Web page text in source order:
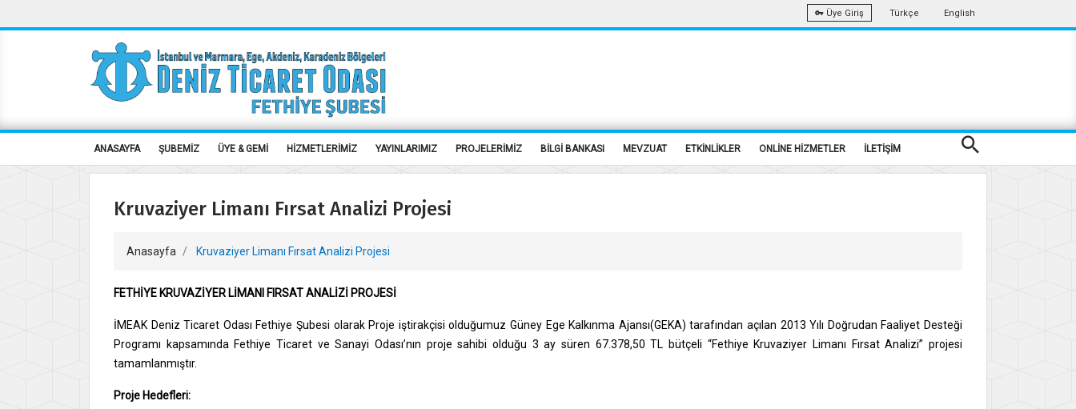
Üye Giriş Türkçe English
ANASAYFA ŞUBEMİZ ÜYE & GEMİ HİZMETLERİMİZ YAYINLARIMIZ PROJELERİMİZ BİLGİ BANKASI MEVZUAT ETKİNLİKLER ONLİNE HİZMETLER İLETİŞİM
Kruvaziyer Limanı Fırsat Analizi Projesi
Anasayfa Kruvaziyer Limanı Fırsat Analizi Projesi
FETHİYE KRUVAZİYER LİMANI FIRSAT ANALİZİ PROJESİ
İMEAK Deniz Ticaret Odası Fethiye Şubesi olarak Proje iştirakçisi olduğumuz Güney Ege Kalkınma Ajansı(GEKA) tarafından açılan 2013 Yılı Doğrudan Faaliyet Desteği
Programı kapsamında Fethiye Ticaret ve Sanayi Odası’nın proje sahibi olduğu 3 ay süren 67.378,50 TL bütçeli “Fethiye Kruvaziyer Limanı Fırsat Analizi” projesi
tamamlanmıştır.
Proje Hedefleri: